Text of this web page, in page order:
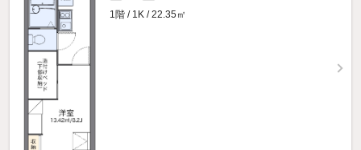
1階 / 1K / 22.35㎡